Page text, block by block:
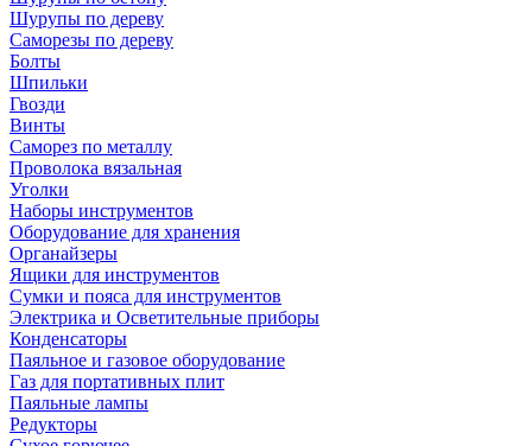
Шурупы по дереву
Саморезы по дереву
Болты
Шпильки
Гвозди
Винты
Саморез по металлу
Проволока вязальная
Уголки
Наборы инструментов
Оборудование для хранения
Органайзеры
Ящики для инструментов
Сумки и пояса для инструментов
Электрика и Осветительные приборы
Конденсаторы
Паяльное и газовое оборудование
Газ для портативных плит
Паяльные лампы
Редукторы